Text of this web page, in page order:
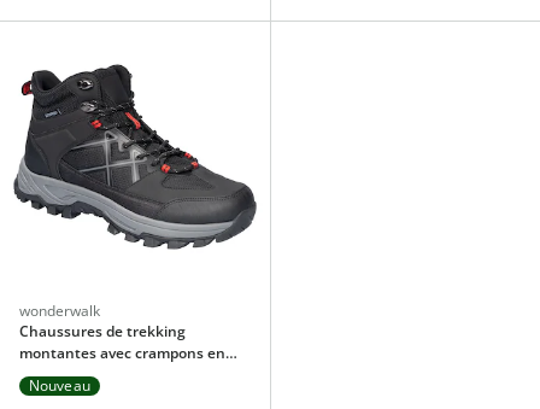
wonderwalk
Chaussures de trekking
montantes avec crampons en
acier
Nouveau